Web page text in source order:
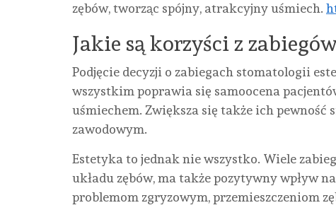
zębów, tworząc spójny, atrakcyjny uśmiech.
Jakie są korzyści z
Podjęcie decyzji o zabiegach stomatologii
wszystkim poprawia się samoocena
uśmiechem. Zwiększa się także ich pewność
zawodowym.
Estetyka to jednak nie wszystko. Wiele
układu zębów, ma także pozytywny wpływ
problemom zgryzowym, przemieszczeniom